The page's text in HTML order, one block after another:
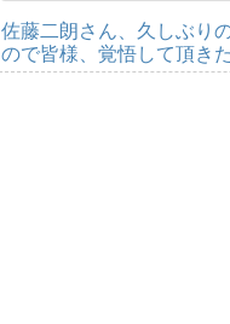
佐藤二朗さん、久しぶり
ので皆様、覚悟して頂きた